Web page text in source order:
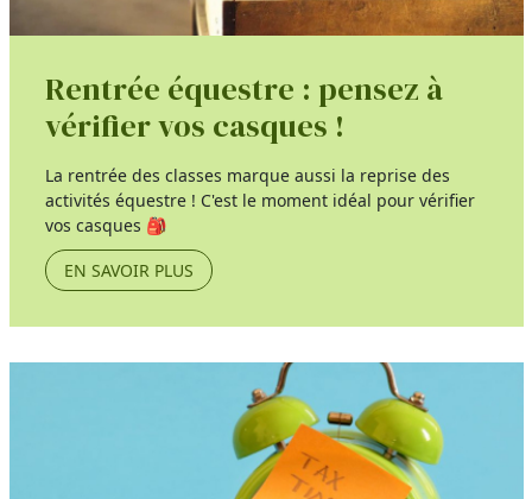
Rentrée équestre : pensez à
vérifier vos casques !
La rentrée des classes marque aussi la reprise des
activités équestre ! C'est le moment idéal pour vérifier
vos casques 🎒
EN SAVOIR PLUS